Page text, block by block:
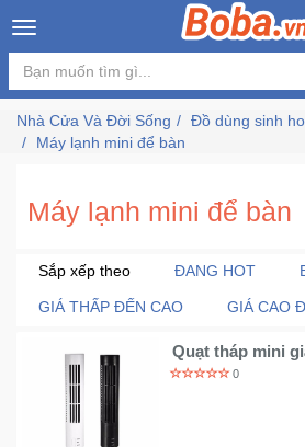
×
Đăng
nhập
Trang
Nhà Cửa Và Đời Sống
Đồ dùng sinh
Máy lạnh mini để bàn
Máy lạnh mini để bàn
Sắp xếp theo ĐANG HOT
GIÁ THẤP ĐẾN CAO GIÁ CAO
Quạt tháp mini
0